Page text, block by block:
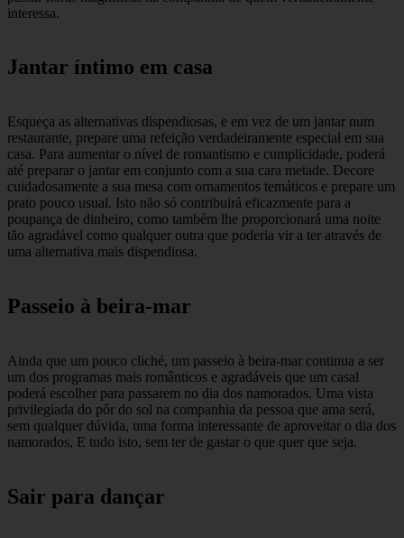
interessa.
Jantar íntimo em casa
Esqueça as alternativas dispendiosas, e em vez de um jantar num
restaurante, prepare uma refeição verdadeiramente especial em sua
casa. Para aumentar o nível de romantismo e cumplicidade, poderá
até preparar o jantar em conjunto com a sua cara metade. Decore
cuidadosamente a sua mesa com ornamentos temáticos e prepare um
prato pouco usual. Isto não só contribuirá eficazmente para a
poupança de dinheiro, como também lhe proporcionará uma noite
tão agradável como qualquer outra que poderia vir a ter através de
uma alternativa mais dispendiosa.
Passeio à beira-mar
Ainda que um pouco cliché, um passeio à beira-mar continua a ser
um dos programas mais românticos e agradáveis que um casal
poderá escolher para passarem no dia dos namorados. Uma vista
privilegiada do pôr do sol na companhia da pessoa que ama será,
sem qualquer dúvida, uma forma interessante de aproveitar o dia dos
namorados, E tudo isto, sem ter de gastar o que quer que seja.
Sair para dançar